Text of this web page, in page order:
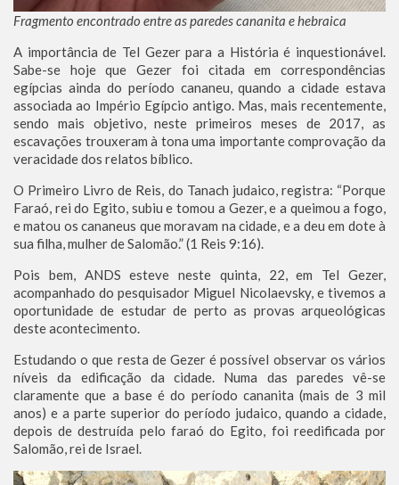
Fragmento encontrado entre as paredes cananita e hebraica
A importância de Tel Gezer para a História é inquestionável.
Sabe-se hoje que Gezer foi citada em correspondências
egípcias ainda do período cananeu, quando a cidade estava
associada ao Império Egípcio antigo. Mas, mais recentemente,
sendo mais objetivo, neste primeiros meses de 2017, as
escavações trouxeram à tona uma importante comprovação da
veracidade dos relatos bíblico.
O Primeiro Livro de Reis, do Tanach judaico, registra: “Porque
Faraó, rei do Egito, subiu e tomou a Gezer, e a queimou a fogo,
e matou os cananeus que moravam na cidade, e a deu em dote à
sua filha, mulher de Salomão.” (1 Reis 9:16).
Pois bem, ANDS esteve neste quinta, 22, em Tel Gezer,
acompanhado do pesquisador Miguel Nicolaevsky, e tivemos a
oportunidade de estudar de perto as provas arqueológicas
deste acontecimento.
Estudando o que resta de Gezer é possível observar os vários
níveis da edificação da cidade. Numa das paredes vê-se
claramente que a base é do período cananita (mais de 3 mil
anos) e a parte superior do período judaico, quando a cidade,
depois de destruída pelo faraó do Egito, foi reedificada por
Salomão, rei de Israel.